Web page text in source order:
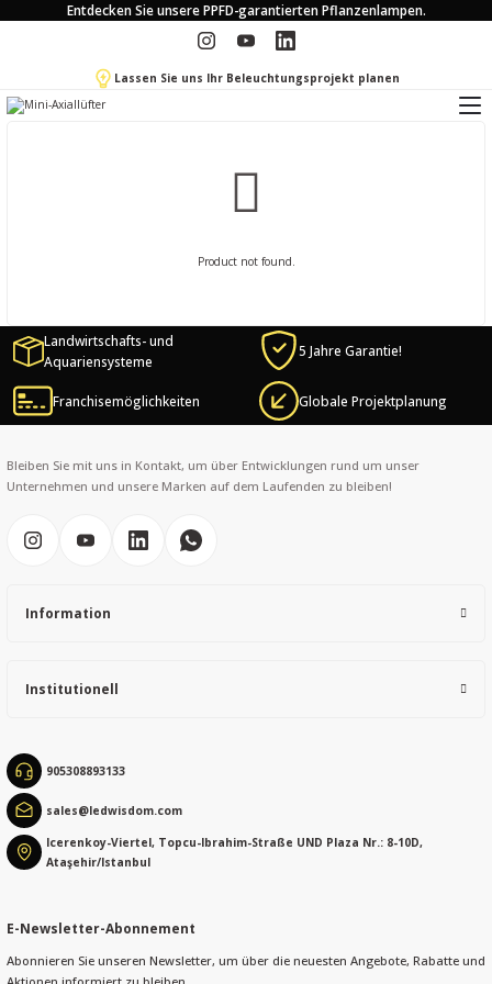
Entdecken Sie unsere PPFD-garantierten Pflanzenlampen.
Lassen Sie uns Ihr Beleuchtungsprojekt planen
Product not found.
Landwirtschafts- und
Aquariensysteme
5 Jahre Garantie!
Franchisemöglichkeiten Globale Projektplanung
Bleiben Sie mit uns in Kontakt, um über Entwicklungen rund um unser
Unternehmen und unsere Marken auf dem Laufenden zu bleiben!
Information
Institutionell
905308893133
sales@ledwisdom.com
Icerenkoy-Viertel, Topcu-Ibrahim-Straße UND Plaza Nr.: 8-10D,
Ataşehir/Istanbul
E-Newsletter-Abonnement
Abonnieren Sie unseren Newsletter, um über die neuesten Angebote, Rabatte und